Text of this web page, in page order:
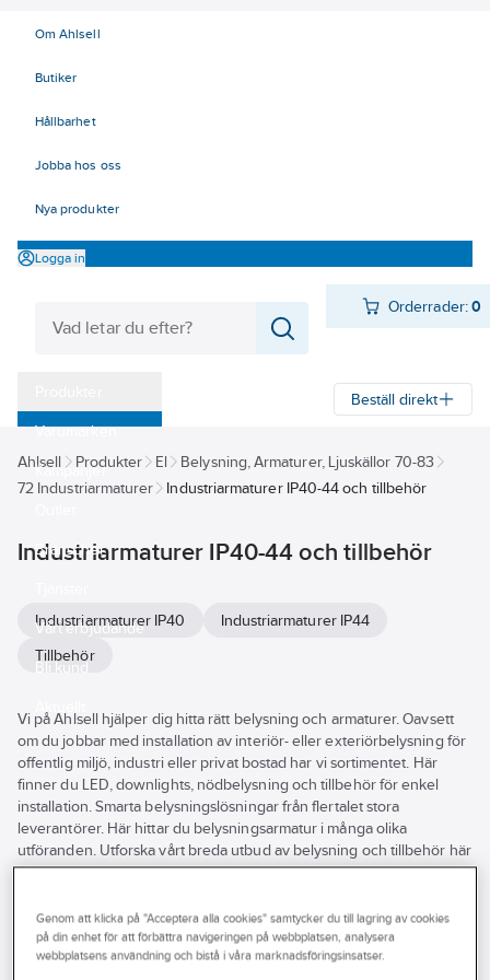
Om Ahlsell
Butiker
Hållbarhet
Jobba hos oss
Nya produkter
Logga in
Orderrader:0
Varumärken
Kampanjer
Branscher
Vårt erbjudande
Bli kund
Beställ direkt
Ahlsell Produkter El
Belysning, Armaturer, Ljuskällor 70-83
72 Industriarmaturer
Industriarmaturer IP40-44 och tillbehör
Industriarmaturer IP40-44 och tillbehör
Industriarmaturer IP40
Industriarmaturer IP44
Tillbehör
Vi på Ahlsell hjälper dig hitta rätt belysning och armaturer. Oavsett
om du jobbar med installation av interiör- eller exteriörbelysning för
offentlig miljö, industri eller privat bostad har vi sortimentet. Här
finner du LED, downlights, nödbelysning och tillbehör för enkel
installation. Smarta belysningslösningar från flertalet stora
leverantörer. Här hittar du belysningsarmatur i många olika
utföranden. Utforska vårt breda utbud av belysning och tillbehör här
i webbutiken eller besök din närmsta Ahlsellbutik.
Varumärke Lagerförd
Energimärkning
alla
filter
Produkter (75)
Genom att klicka på "Acceptera alla cookies" samtycker du till lagring av cookies
på din enhet för att förbättra navigeringen på webbplatsen, analysera
webbplatsens användning och bistå i våra marknadsföringsinsatser.